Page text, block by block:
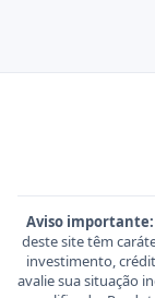
Aviso importante:
deste site têm
investimento,
avalie sua situação